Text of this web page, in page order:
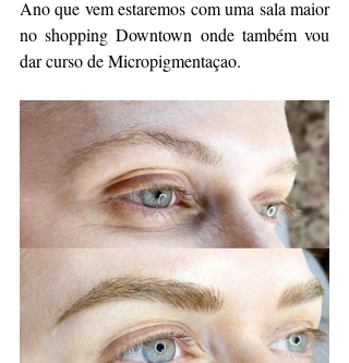
Ano que vem estaremos com uma sala maior
no shopping Downtown onde também vou
dar curso de Micropigmentaçao.